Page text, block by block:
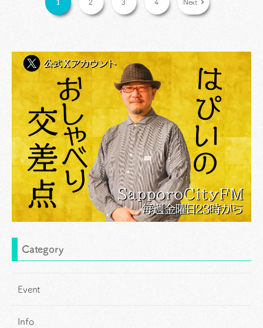
らほど近い高層オフィスビル […]
1 2 3 4 Next
Category
Event
Info